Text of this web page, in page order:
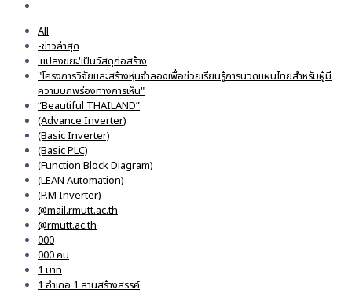
All
-ข่าวล่าสุด
'แปลงขยะ'เป็นวัสดุก่อสร้าง
"โครงการวิจัยและสร้างหุ่นจำลองเพื่อช่วยเรียนรู้การนวดแผนไทยสำหรับผู้มี
ความบกพร่องทางการเห็น"
“Beautiful THAILAND”
(Advance Inverter)
(Basic Inverter)
(Basic PLC)
(Function Block Diagram)
(LEAN Automation)
(P.M Inverter)
@mail.rmutt.ac.th
@rmutt.ac.th
000
000 คน
1 บาท
1 อำเภอ 1 ลานสร้างสรรค์